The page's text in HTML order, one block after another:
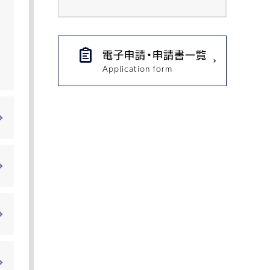
電子申請・申請書一覧